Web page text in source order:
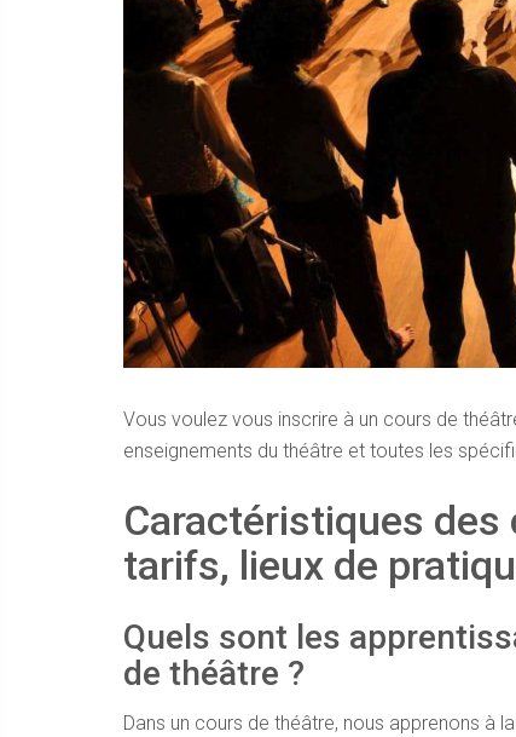
Vous voulez vous inscrire à un cours de
enseignements du théâtre et toutes les
Caractéristiques
tarifs, lieux de
Quels sont les
de théâtre ?
Dans un cours de théâtre, nous apprenons à